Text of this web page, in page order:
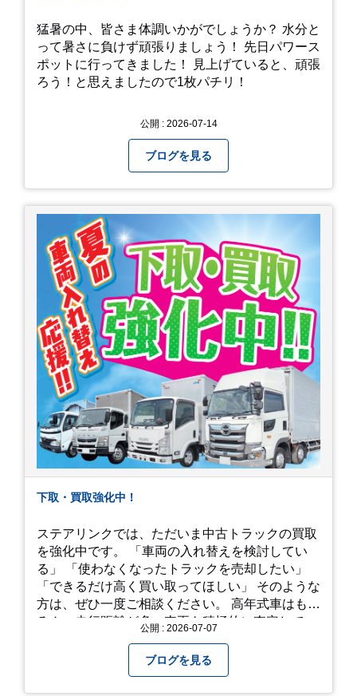
猛暑の中、皆さま体調いかがでしょうか？ 水分と
って暑さに負けず頑張りましょう！ 先日パワース
ポットに行ってきました！ 見上げていると、頑張
ろう！と思えましたので1枚パチリ！
公開 : 2026-07-14
ブログを見る
下取・買取強化中！
ステアリンクでは、ただいま中古トラックの買取
を強化中です。 「車両の入れ替えを検討してい
る」 「使わなくなったトラックを売却したい」
「できるだけ高く買い取ってほしい」 そのような
方は、ぜひ一度ご相談ください。 高年式車はもち
ろん、走行距離が多い車両も積極的に査定してい
ただいており、豊富な販売ネットワークを活かし
た高価買取が可能です。
公開 : 2026-07-07
ブログを見る